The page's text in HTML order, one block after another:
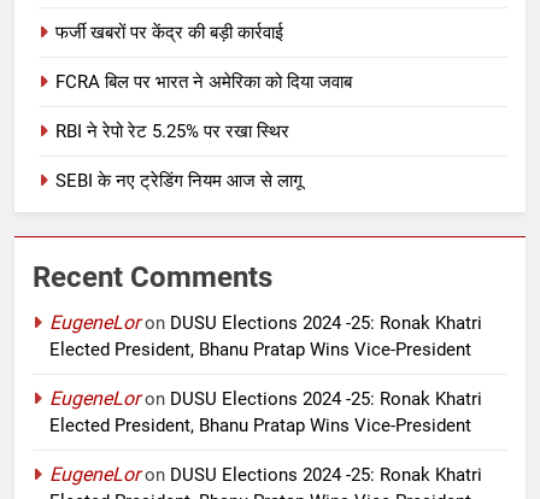
फर्जी खबरों पर केंद्र की बड़ी कार्रवाई
FCRA बिल पर भारत ने अमेरिका को दिया जवाब
RBI ने रेपो रेट 5.25% पर रखा स्थिर
SEBI के नए ट्रेडिंग नियम आज से लागू
Recent Comments
EugeneLoron DUSU Elections 2024 -25: Ronak Khatri
Elected President, Bhanu Pratap Wins Vice-President
EugeneLoron DUSU Elections 2024 -25: Ronak Khatri
Elected President, Bhanu Pratap Wins Vice-President
EugeneLoron DUSU Elections 2024 -25: Ronak Khatri